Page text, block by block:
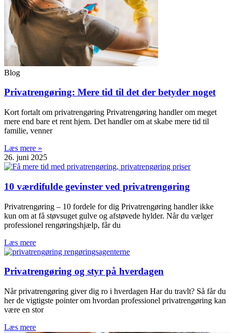
Blog
Privatrengøring: Mere tid til det der betyder noget
Kort fortalt om privatrengøring Privatrengøring handler om meget
mere end bare et rent hjem. Det handler om at skabe mere tid til
familie, venner
Læs mere »
26. juni 2025
10 værdifulde gevinster ved privatrengøring
Privatrengøring – 10 fordele for dig Privatrengøring handler ikke
kun om at få støvsuget gulve og afstøvede hylder. Når du vælger
professionel rengøringshjælp, får du
Læs mere
Privatrengøring og styr på hverdagen
Når privatrengøring giver dig ro i hverdagen Har du travlt? Så får du
her de vigtigste pointer om hvordan professionel privatrengøring kan
være en stor
Læs mere